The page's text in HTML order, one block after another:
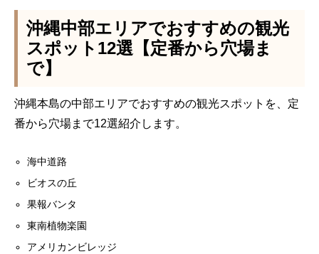
沖縄中部エリアでおすすめの観光
スポット12選【定番から穴場ま
で】
沖縄本島の中部エリアでおすすめの観光スポットを、定
番から穴場まで12選紹介します。
海中道路
ビオスの丘
果報バンタ
東南植物楽園
アメリカンビレッジ